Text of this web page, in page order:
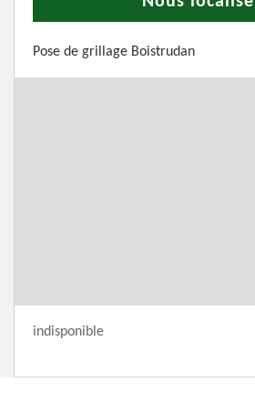
Pose de grillage Boistrudan
indisponible